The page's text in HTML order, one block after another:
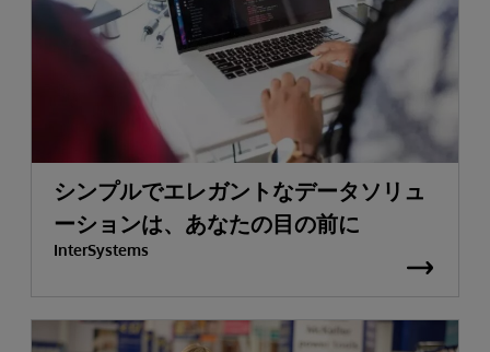
シンプルでエレガントなデータソリュ
ーションは、あなたの目の前に
InterSystems